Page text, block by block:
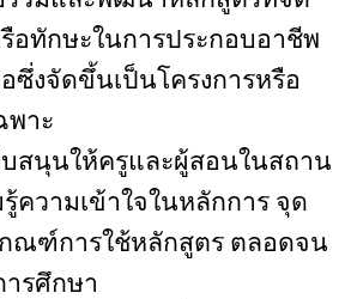
อทักษะในการประกอบอาชีพ
ซึ่งจัดขึ้นเป็นโครงการหรือ
พาะ
บสนุนให้ครูและผู้สอนในสถาน
ความเข้าใจในหลักการ จุด
ณฑ์การใช้หลักสูตร ตลอดจน
ารศึกษา